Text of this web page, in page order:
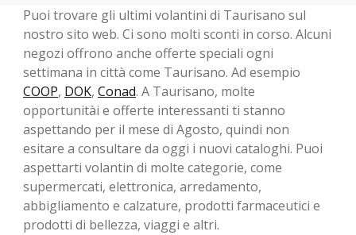
Puoi trovare gli ultimi volantini di Taurisano sul
nostro sito web. Ci sono molti sconti in corso. Alcuni
negozi offrono anche offerte speciali ogni
settimana in città come Taurisano. Ad esempio
COOP, DOK, Conad. A Taurisano, molte
opportunitài e offerte interessanti ti stanno
aspettando per il mese di Agosto, ​​quindi non
esitare a consultare da oggi i nuovi cataloghi. Puoi
aspettarti volantin di molte categorie, come
supermercati, elettronica, arredamento,
abbigliamento e calzature, prodotti farmaceutici e
prodotti di bellezza, viaggi e altri.